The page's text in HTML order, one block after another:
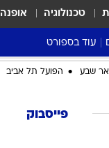
טכנולוגיה אופנה
עוד בספורט
מונדיאל 2026
טבלאות
שבע הפועל תל אביב
פייסבוק